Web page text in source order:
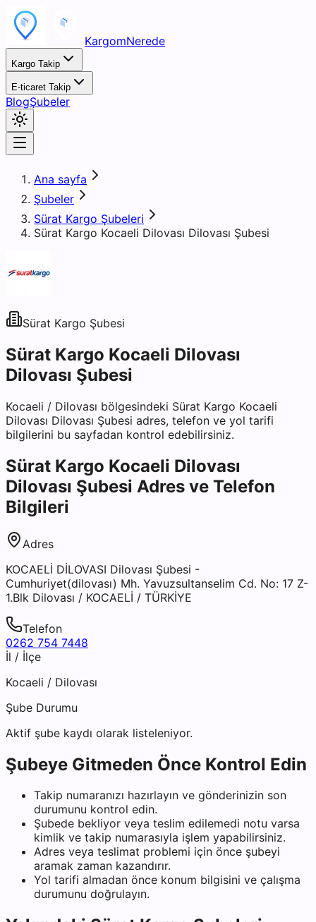
KargomNerede
Kargo Takip
E-ticaret Takip
BlogŞubeler
Ana sayfa
Şubeler
Sürat Kargo Şubeleri
Sürat Kargo Kocaeli Dilovası Dilovası Şubesi
Sürat Kargo Şubesi
Sürat Kargo Kocaeli Dilovası
Dilovası Şubesi
Kocaeli / Dilovası bölgesindeki Sürat Kargo Kocaeli
Dilovası Dilovası Şubesi adres, telefon ve yol tarifi
bilgilerini bu sayfadan kontrol edebilirsiniz.
Sürat Kargo Kocaeli Dilovası
Dilovası Şubesi Adres ve Telefon
Bilgileri
Adres
KOCAELİ DİLOVASI Dilovası Şubesi -
Cumhuriyet(dilovası) Mh. Yavuzsultanselim Cd. No: 17 Z-
1.Blk Dilovası / KOCAELİ / TÜRKİYE
Telefon
0262 754 7448
İl / İlçe
Kocaeli / Dilovası
Şube Durumu
Aktif şube kaydı olarak listeleniyor.
Şubeye Gitmeden Önce Kontrol Edin
Takip numaranızı hazırlayın ve gönderinizin son
durumunu kontrol edin.
Şubede bekliyor veya teslim edilemedi notu varsa
kimlik ve takip numarasıyla işlem yapabilirsiniz.
Adres veya teslimat problemi için önce şubeyi
aramak zaman kazandırır.
Yol tarifi almadan önce konum bilgisini ve çalışma
durumunu doğrulayın.